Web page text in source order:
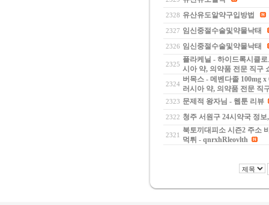
2328 유산유도알약구입방법
2327 임신중절수술및약물낙태
2326 임신중절수술및약물낙태
2325
플라케닐 - 하이드록시클
시아 약, 의약품 전문 직구
2324
버목스 - 메벤다졸 100mg
러시아 약, 의약품 전문 직
2323 문제적 왕자님 - 웹툰 리뷰
2322 청주 서원구 24시약국 정
2321
북토끼대피소 시즌2 주소
먹튀 - qnrxhRleovlth